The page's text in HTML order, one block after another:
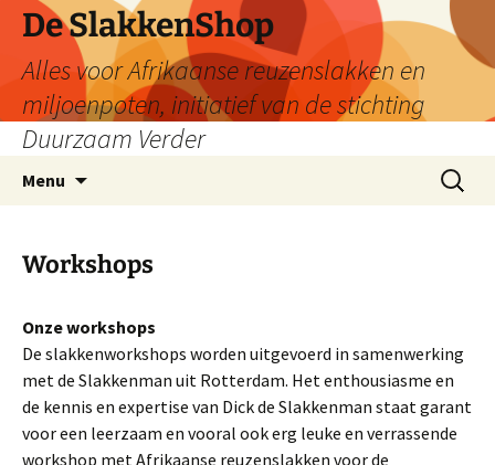
De SlakkenShop
Alles voor Afrikaanse reuzenslakken en
miljoenpoten, initiatief van de stichting
Duurzaam Verder
Menu
Zoeken
naar:
Workshops
Onze workshops
De slakkenworkshops worden uitgevoerd in samenwerking
met de Slakkenman uit Rotterdam. Het enthousiasme en
de kennis en expertise van Dick de Slakkenman staat garant
voor een leerzaam en vooral ook erg leuke en verrassende
workshop met Afrikaanse reuzenslakken voor de